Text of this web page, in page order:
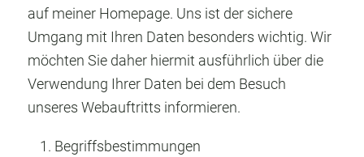
auf meiner Homepage. Uns ist der sichere
Umgang mit Ihren Daten besonders wichtig. Wir
möchten Sie daher hiermit ausführlich über die
Verwendung Ihrer Daten bei dem Besuch
unseres Webauftritts informieren.
Begriffsbestimmungen